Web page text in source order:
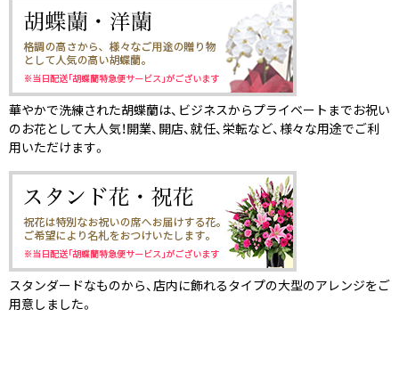
華やかで洗練された胡蝶蘭は、ビジネスからプライベートまでお祝い
のお花として大人気！開業、開店、就任、栄転など、様々な用途でご利
用いただけます。
スタンダードなものから、店内に飾れるタイプの大型のアレンジをご
用意しました。